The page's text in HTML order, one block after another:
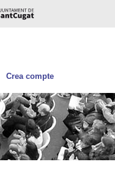
Crea compte